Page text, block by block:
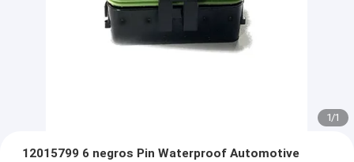
1/1
12015799 6 negros Pin Waterproof Automotive